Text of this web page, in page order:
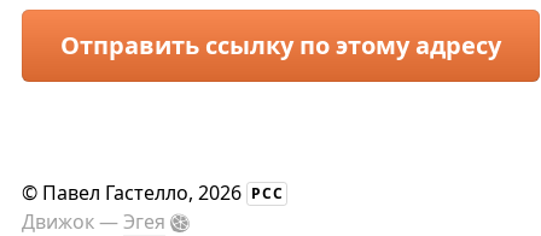
Отправить ссылку по этому адресу
© Павел Гастелло, 2026 РСС
Движок —Эгея